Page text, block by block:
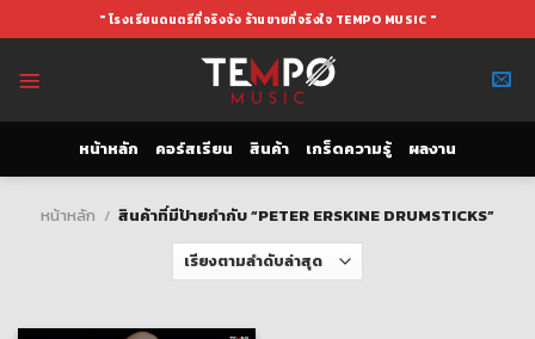
to
" โรงเรียนดนตรีที่จริงจัง ร้านขายที่จริงใจ TEMPO MUSIC "
หน้าหลัก คอร์สเรียน สินค้า เกร็ดความรู้ ผลงาน
หน้าหลัก / สินค้าที่มีป้ายกำกับ “PETER ERSKINE DRUMSTICKS”